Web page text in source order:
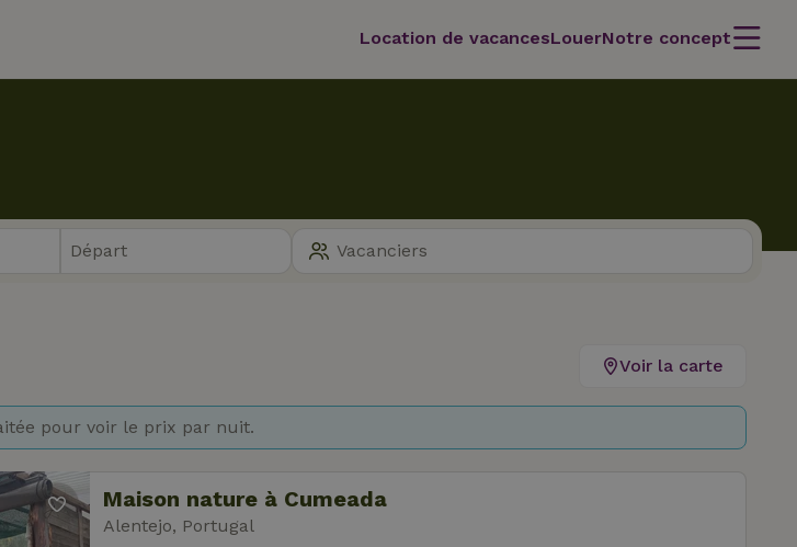
Location de vacancesLouerNotre concept
Voir la carte
pour voir le prix par nuit.
Maison nature à Cumeada
Alentejo, Portugal